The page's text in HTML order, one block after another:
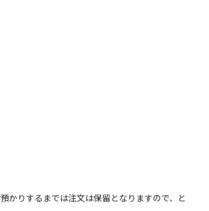
かりするまでは注文は保留となりますので、と